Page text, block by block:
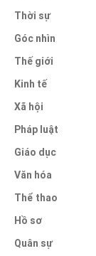
Thời sự
Góc nhìn
Thế giới
Kinh tế
Xã hội
Pháp luật
Giáo dục
Văn hóa
Thể thao
Hồ sơ
Quân sự